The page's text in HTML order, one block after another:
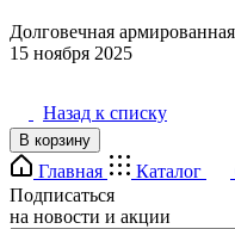
Долговечная
15 ноября 2025
Назад к списку
В корзину
Главная Каталог
Подписаться
на новости и акции